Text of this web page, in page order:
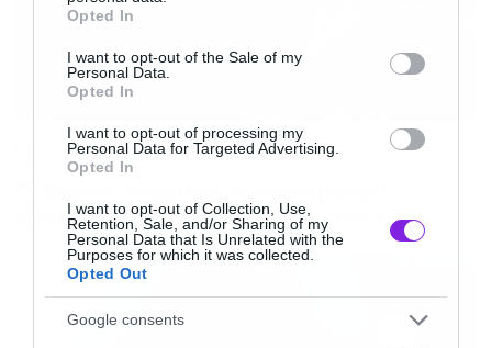
grant or deny consent to Google and its third-party tags to
use your data for below specified purposes in below Google
consent section.
Opted In
I want to opt-out of the Sale of my
Personal Data.
Opted In
I want to opt-out of processing my
Personal Data for Targeted Advertising.
Opted In
I want to opt-out of Collection, Use,
Retention, Sale, and/or Sharing of my
Personal Data that Is Unrelated with the
Purposes for which it was collected.
Opted Out
Google consents
από τις ζωντανές εμφανίσεις